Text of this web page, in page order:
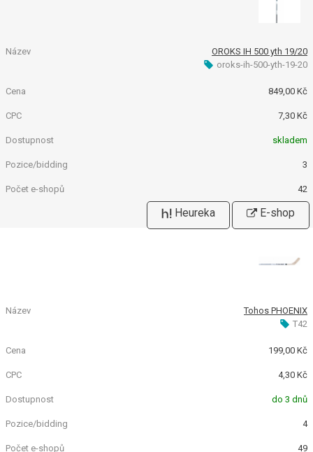
OROKS IH 500 yth 19/20
oroks-ih-500-yth-19-20
849,00 Kč
7,30 Kč
skladem
3
42
Heureka E-shop
Tohos PHOENIX
T42
199,00 Kč
4,30 Kč
do 3 dnů
4
49